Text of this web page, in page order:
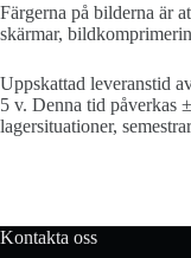
Färgerna på bilderna är
skärmar,
Uppskattad leveranstid
5 v. Denna tid påverkas
lagersituationer,
Kontakta oss